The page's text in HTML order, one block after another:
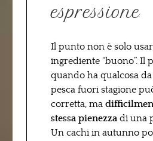
espressione
Il punto non è solo
ingrediente “buono”. Il
quando ha qualcosa
pesca fuori stagione
corretta, ma
stessa pienezzadi una
Un cachi in autunno